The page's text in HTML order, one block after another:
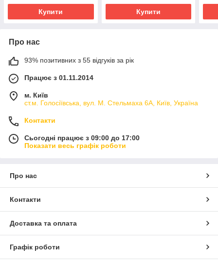
Купити Купити
Про нас
93% позитивних з 55 відгуків за рік
Працює з 01.11.2014
м. Київ
ст.м. Голосіївська, вул. М. Стельмаха 6А, Київ, Україна
Контакти
Сьогодні працює з 09:00 до 17:00
Показати весь графік роботи
Про нас
Контакти
Доставка та оплата
Графік роботи